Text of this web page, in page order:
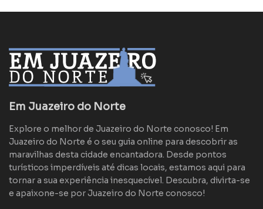
Em Juazeiro do Norte
Explore o melhor de Juazeiro do Norte conosco! Em
Juazeiro do Norte é o seu guia online para descobrir as
maravilhas desta cidade encantadora. Desde pontos
turísticos imperdíveis até dicas locais, estamos aqui para
tornar a sua experiência inesquecível. Descubra, divirta-se
e apaixone-se por Juazeiro do Norte conosco!